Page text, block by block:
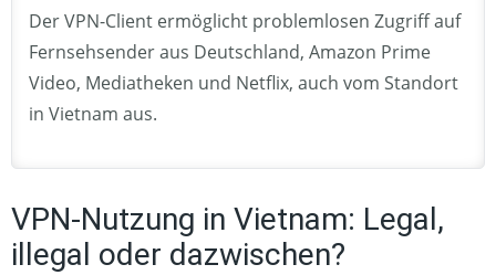
Der VPN-Client ermöglicht problemlosen Zugriff auf
Fernsehsender aus Deutschland, Amazon Prime
Video, Mediatheken und Netflix, auch vom Standort
in Vietnam aus.
VPN-Nutzung in Vietnam: Legal,
illegal oder dazwischen?